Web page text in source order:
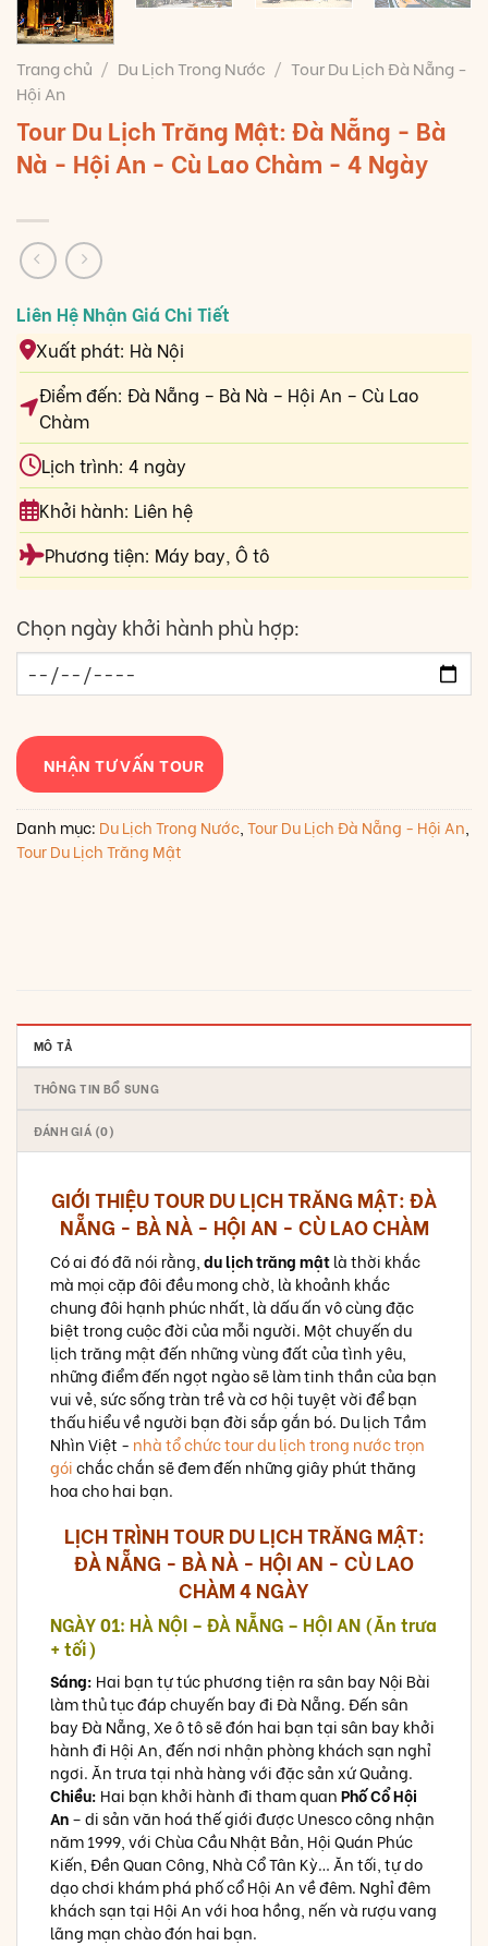
Trang chủ / Du Lịch Trong Nước / Tour Du Lịch Đà Nẵng -
Hội An
Tour Du Lịch Trăng Mật: Đà Nẵng - Bà
Nà - Hội An - Cù Lao Chàm - 4 Ngày
Xuất phát: Hà Nội
Điểm đến: Đà Nẵng – Bà Nà – Hội An – Cù Lao
Chàm
Lịch trình: 4 ngày
Khởi hành: Liên hệ
Phương tiện: Máy bay, Ô tô
Chọn ngày khởi hành phù hợp:
NHẬN TƯ VẤN TOUR
Danh mục: Du Lịch Trong Nước Tour Du Lịch Đà Nẵng - Hội An
Tour Du Lịch Trăng Mật
MÔ TẢ
THÔNG TIN BỔ SUNG
ĐÁNH GIÁ (0)
GIỚI THIỆU TOUR DU LỊCH TRĂNG MẬT: ĐÀ
NẴNG - BÀ NÀ - HỘI AN - CÙ LAO CHÀM
Có ai đó đã nói rằng, du lịch trăng mậtlà thời khắc
mà mọi cặp đôi đều mong chờ, là khoảnh khắc
chung đôi hạnh phúc nhất, là dấu ấn vô cùng đặc
biệt trong cuộc đời của mỗi người. Một chuyến du
lịch trăng mật đến những vùng đất của tình yêu,
những điểm đến ngọt ngào sẽ làm tinh thần của bạn
vui vẻ, sức sống tràn trề và cơ hội tuyệt vời để bạn
thấu hiểu về người bạn đời sắp gắn bó. Du lịch Tầm
Nhìn Việt - nhà tổ chức tour du lịch trong nước trọn
góichắc chắn sẽ đem đến những giây phút thăng
hoa cho hai bạn.
LỊCH TRÌNH TOUR DU LỊCH TRĂNG MẬT:
ĐÀ NẴNG - BÀ NÀ - HỘI AN - CÙ LAO
CHÀM 4 NGÀY
NGÀY 01: HÀ NỘI – ĐÀ NẴNG – HỘI AN (Ăn trưa
+ tối)
Sáng: Hai bạn tự túc phương tiện ra sân bay Nội Bài
làm thủ tục đáp chuyến bay đi Đà Nẵng. Đến sân
bay Đà Nẵng, Xe ô tô sẽ đón hai bạn tại sân bay khởi
hành đi Hội An, đến nơi nhận phòng khách sạn nghỉ
ngơi. Ăn trưa tại nhà hàng với đặc sản xứ Quảng.
Chiều: Hai bạn khởi hành đi tham quanPhố Cổ Hội
An– di sản văn hoá thế giới được Unesco công nhận
năm 1999, với Chùa Cầu Nhật Bản, Hội Quán Phúc
Kiến, Đền Quan Công, Nhà Cổ Tân Kỳ… Ăn tối, tự do
dạo chơi khám phá phố cổ Hội An về đêm. Nghỉ đêm
khách sạn tại Hội An với hoa hồng, nến và rượu vang
lãng mạn chào đón hai bạn.